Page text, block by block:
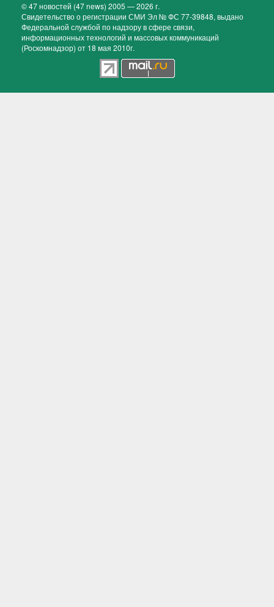
©47 новостей (47 news) 2005 — 2026 г.
Свидетельство о регистрации СМИ Эл № ФС 77-39848, выдано
Федеральной службой по надзору в сфере связи,
информационных технологий и массовых коммуникаций
(Роскомнадзор) от 18 мая 2010г.